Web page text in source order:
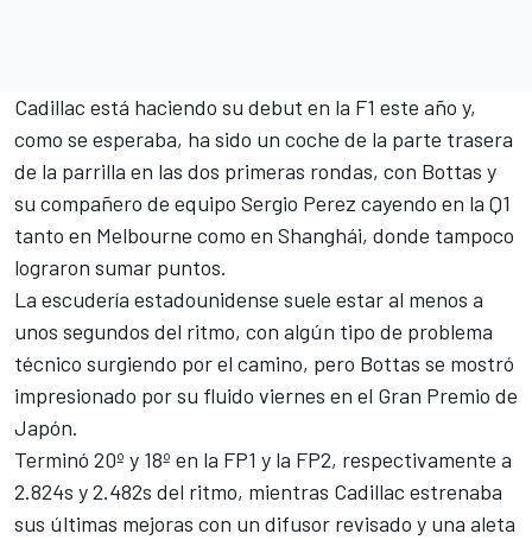
Cadillac está haciendo su debut en la F1 este año y,
como se esperaba, ha sido un coche de la parte trasera
de la parrilla en las dos primeras rondas, con Bottas y
su compañero de equipo Sergio Perez cayendo en la Q1
tanto en Melbourne como en Shanghái, donde tampoco
lograron sumar puntos.
La escudería estadounidense suele estar al menos a
unos segundos del ritmo, con algún tipo de problema
técnico surgiendo por el camino, pero Bottas se mostró
impresionado por su fluido viernes en el Gran Premio de
Japón.
Terminó 20º y 18º en la FP1 y la FP2, respectivamente a
2.824s y 2.482s del ritmo, mientras Cadillac estrenaba
sus últimas mejoras con un difusor revisado y una aleta